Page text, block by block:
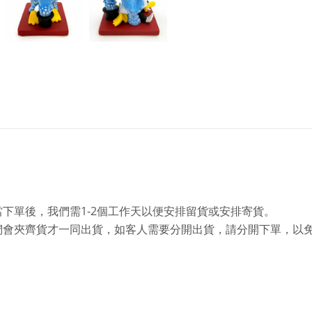
單後，我們需1-2個工作天以便安排留貨或安排寄貨。
夾齊貨才一同出貨，如客人需要分開出貨，請分開下單，以